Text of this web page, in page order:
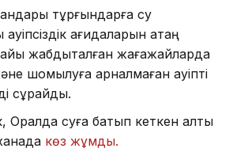
тұрғындарға су
қағидаларын қатаң
жабдықталған жағажайларда
шомылуға арналмаған қауіпті
сұрайды.
Оралда суға батып кеткен алты
көз жұмды.